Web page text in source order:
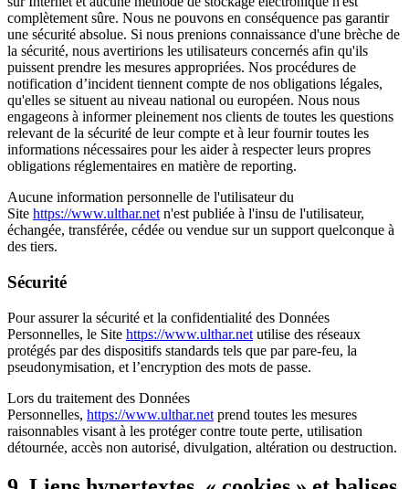
complètement sûre. Nous ne pouvons en conséquence pas garantir
une sécurité absolue. Si nous prenions connaissance d'une brèche de
la sécurité, nous avertirions les utilisateurs concernés afin qu'ils
puissent prendre les mesures appropriées. Nos procédures de
notification d’incident tiennent compte de nos obligations légales,
qu'elles se situent au niveau national ou européen. Nous nous
engageons à informer pleinement nos clients de toutes les questions
relevant de la sécurité de leur compte et à leur fournir toutes les
informations nécessaires pour les aider à respecter leurs propres
obligations réglementaires en matière de reporting.
Aucune information personnelle de l'utilisateur du
Site https://www.ulthar.net n'est publiée à l'insu de l'utilisateur,
échangée, transférée, cédée ou vendue sur un support quelconque à
des tiers.
Sécurité
Pour assurer la sécurité et la confidentialité des Données
Personnelles, le Site https://www.ulthar.net utilise des réseaux
protégés par des dispositifs standards tels que par pare-feu, la
pseudonymisation, et l’encryption des mots de passe.
Lors du traitement des Données
Personnelles, https://www.ulthar.net prend toutes les mesures
raisonnables visant à les protéger contre toute perte, utilisation
détournée, accès non autorisé, divulgation, altération ou destruction.